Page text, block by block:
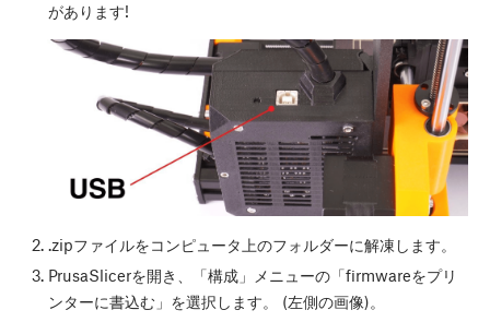
があります!
.zipファイルをコンピュータ上のフォルダーに解凍します。
PrusaSlicerを開き、「構成」メニューの「firmwareをプリ
ンターに書込む」を選択します。 (左側の画像)。